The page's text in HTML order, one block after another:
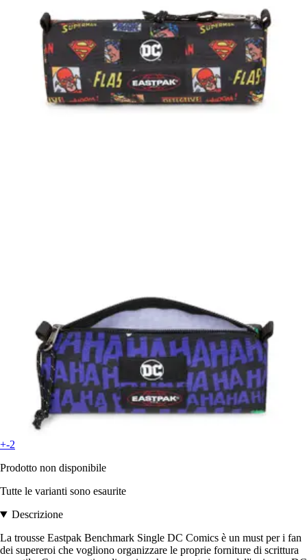
+-2
Prodotto non disponibile
Tutte le varianti sono esaurite
Descrizione
La trousse Eastpak Benchmark Single DC Comics è un must per i fan
dei supereroi che vogliono organizzare le proprie forniture di scrittura